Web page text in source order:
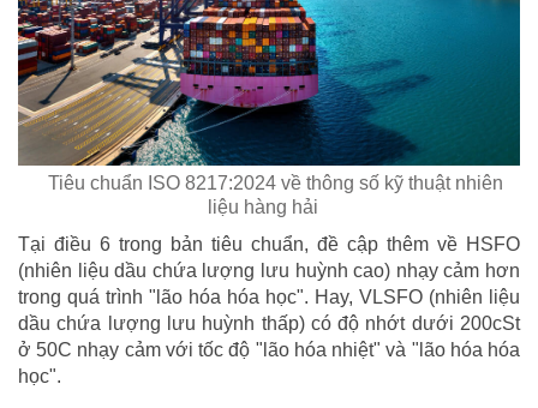
Tiêu chuẩn ISO 8217:2024 về thông số kỹ thuật nhiên
liệu hàng hải
Tại điều 6 trong bản tiêu chuẩn, đề cập thêm về HSFO
(nhiên liệu dầu chứa lượng lưu huỳnh cao) nhạy cảm hơn
trong quá trình "lão hóa hóa học". Hay, VLSFO (nhiên liệu
dầu chứa lượng lưu huỳnh thấp) có độ nhớt dưới 200cSt
ở 50C nhạy cảm với tốc độ "lão hóa nhiệt" và "lão hóa hóa
học".